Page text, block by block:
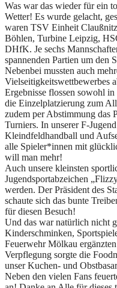
Was war das wieder für ein
Wetter! Es wurde gelacht,
waren TSV Einheit
Böhlen, Turbine Leipzig,
DHfK. Je sechs
spannenden Partien um den
Nebenbei mussten auch
Vielseitigkeitswettbewerbes
Ergebnisse flossen sowohl
die Einzelplatzierung zum
zudem per Abstimmung das
Turniers. In unserer F-
Kleindfeldhandball und
alle Spieler*innen mit
will man mehr!
Auch unsere kleinsten
Jugendsportabzeichen
werden. Der Präsident des
schaute sich das bunte
für diesen Besuch!
Und das war natürlich nicht
Kinderschminken,
Feuerwehr Mölkau
Verpflegung sorgte die
unser Kuchen- und
Neben den vielen Fans